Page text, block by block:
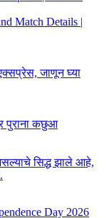
Match Details |
जाणून घ्या
पुराना कछुआ
सिद्ध झाले आहे,